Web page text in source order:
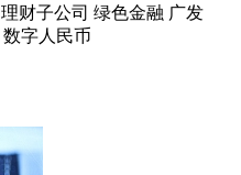
理财子公司 绿色金融 广发
数字人民币